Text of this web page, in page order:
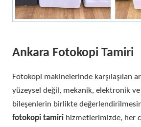
Ankara Fotokopi Tamiri
Fotokopi makinelerinde karşılaşılan
yüzeysel değil, mekanik, elektronik ve
bileşenlerin birlikte
fotokopi tamiri hizmetlerimizde, her